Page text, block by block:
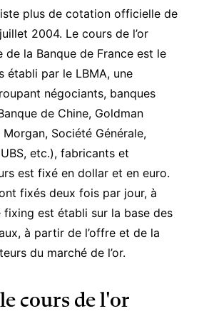
plus de cotation officielle de
2004. Le cours de l’or
la Banque de France est le
établi par le LBMA, une
négociants, banques
de Chine, Goldman
Morgan, Société Générale,
etc.), fabricants et
est fixé en dollar et en euro.
fixés deux fois par jour, à
fixing est établi sur la base des
à partir de l’offre et de la
du marché de l’or.
cours de l'or